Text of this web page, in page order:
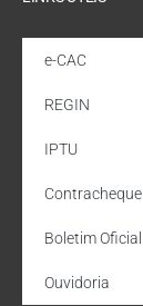
e-CAC
REGIN
IPTU
Contracheque
Boletim Oficial
Ouvidoria